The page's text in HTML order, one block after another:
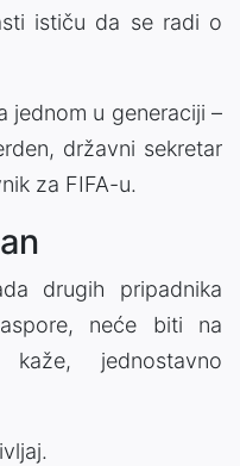
ističu da se radi o
jednom u generaciji –
državni sekretar
za FIFA-u.
drugih pripadnika
neće biti na
jednostavno